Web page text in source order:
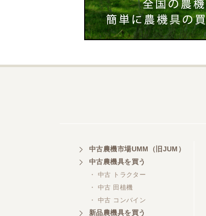
中古農機市場UMM（旧JUM）
中古農機具を買う
・ 中古 トラクター
・ 中古 田植機
・ 中古 コンバイン
新品農機具を買う